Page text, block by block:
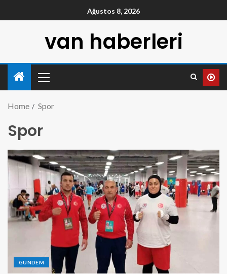
Ağustos 8, 2026
van haberleri
Home Spor
Spor
GÜNDEM